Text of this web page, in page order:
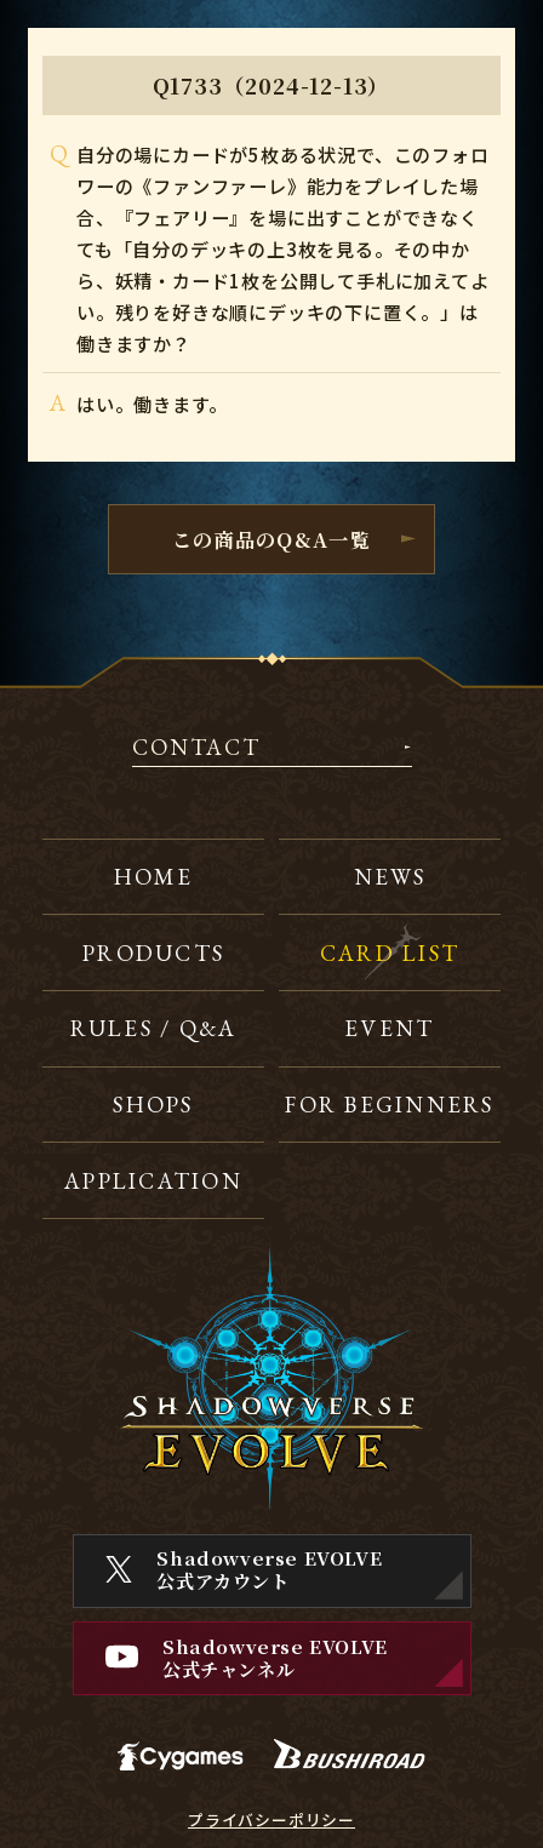
Q1733（2024-12-13）
Q 自分の場にカードが5枚ある状況で、このフォロ
ワーの《ファンファーレ》能力をプレイした場
合、『フェアリー』を場に出すことができなく
ても「自分のデッキの上3枚を見る。その中か
ら、妖精・カード1枚を公開して手札に加えてよ
い。残りを好きな順にデッキの下に置く。」は
働きますか？
A はい。働きます。
この商品のQ&A一覧
CONTACT
HOME NEWS
PRODUCTS CARD LIST
RULES / Q&A EVENT
SHOPS FOR BEGINNERS
APPLICATION
Shadowverse EVOLVE
公式アカウント
Shadowverse EVOLVE
公式チャンネル
プライバシーポリシー